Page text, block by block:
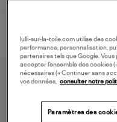
lulli-sur-la-toile.com utilise des
performance, personnalisation,
partenaires tels que Google.
accepter l’ensemble des cookies
nécessaires (« Continuer sans
vos données, consulter notre
Paramètres des